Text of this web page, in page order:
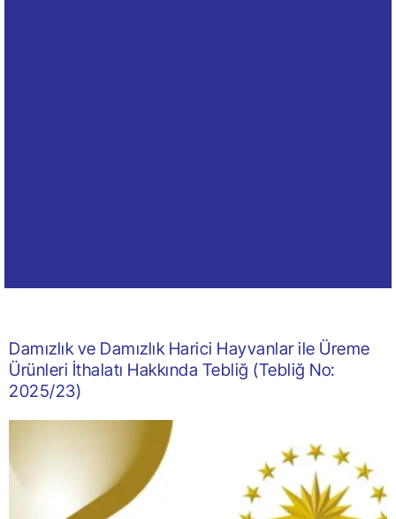
Damızlık ve Damızlık Harici Hayvanlar ile Üreme
Ürünleri İthalatı Hakkında Tebliğ (Tebliğ No:
2025/23)